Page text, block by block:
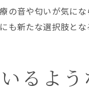
の音や匂いが気に
も新たな選択肢とな
るよ